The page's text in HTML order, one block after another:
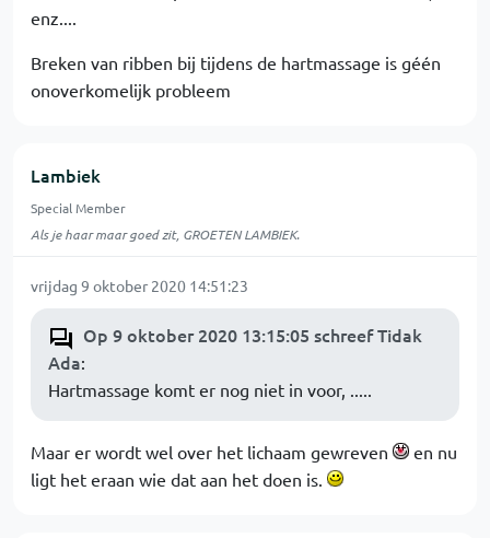
enz....
Breken van ribben bij tijdens de hartmassage is géén
onoverkomelijk probleem
Lambiek
Special Member
Als je haar maar goed zit, GROETEN LAMBIEK.
vrijdag 9 oktober 2020 14:51:23
Op 9 oktober 2020 13:15:05 schreef Tidak
Ada:
Hartmassage komt er nog niet in voor, .....
Maar er wordt wel over het lichaam gewreven
en nu
ligt het eraan wie dat aan het doen is.